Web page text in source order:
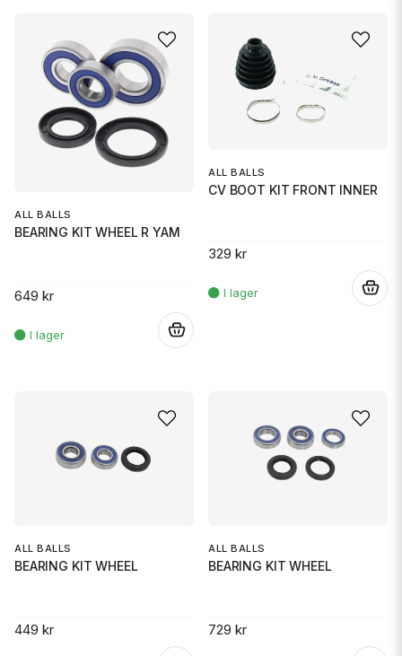
ALL BALLS
BEARING KIT WHEEL R YAM
649 kr
ALL BALLS
CV BOOT KIT FRONT INNER
329 kr
ALL BALLS
BEARING KIT WHEEL
449 kr
ALL BALLS
BEARING KIT WHEEL
729 kr